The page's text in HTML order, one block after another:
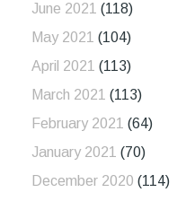
June 2021 (118)
May 2021 (104)
April 2021 (113)
March 2021 (113)
February 2021 (64)
January 2021 (70)
December 2020 (114)